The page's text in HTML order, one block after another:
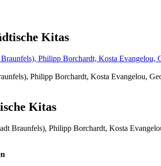
Kitas
Philipp Borchardt, Kosta Evangelou,
Kitas
Braunfels), Philipp Borchardt, Kosta